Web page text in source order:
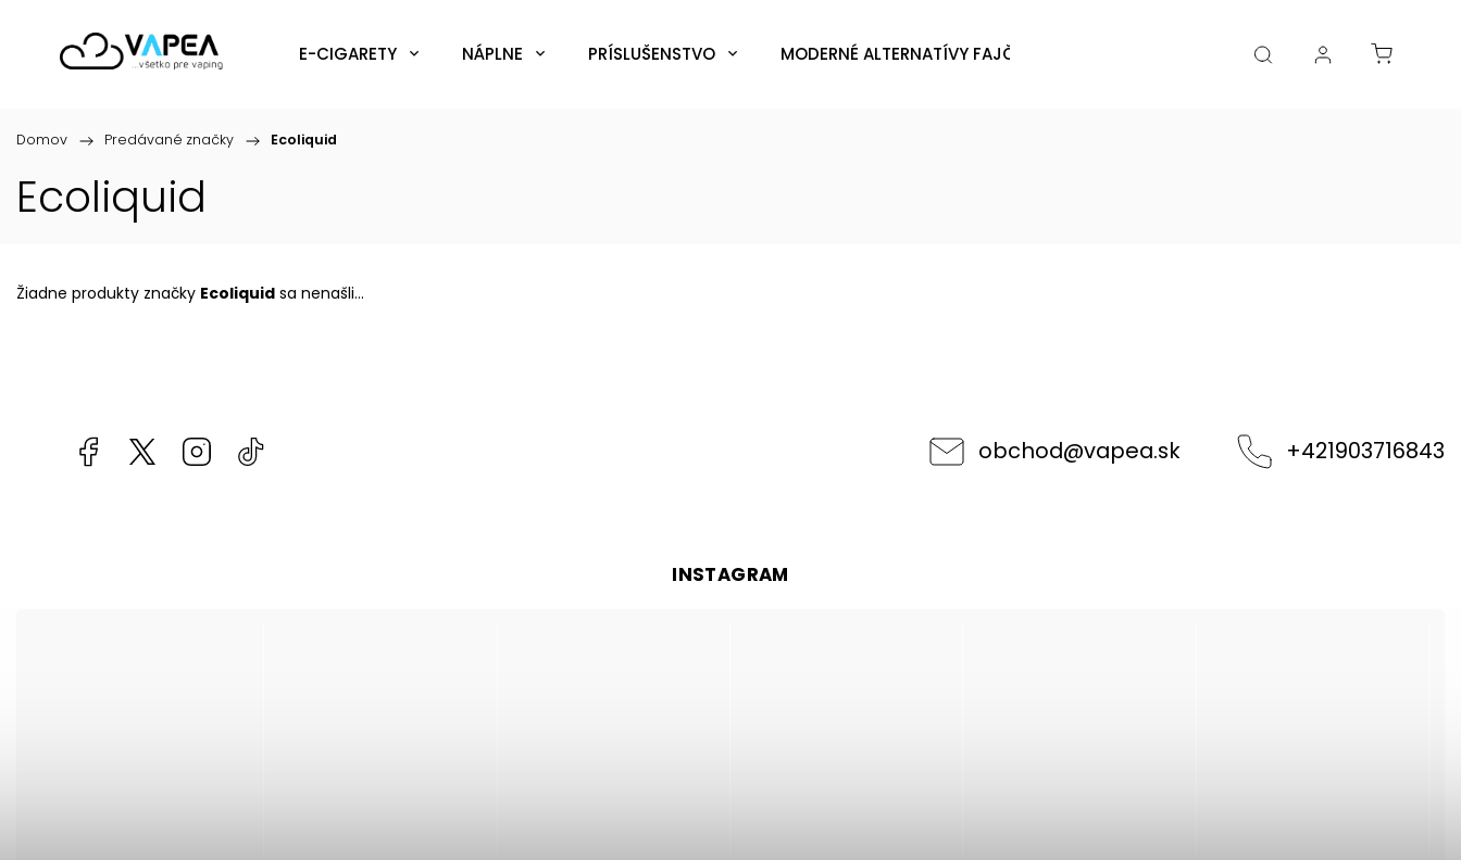
E-CIGARETY NÁPLNE PRÍSLUŠENSTVO MODERNÉ ALTERNATÍVY FAJČENIA DOPLNKY Značky
Domov / Predávané značky / Ecoliquid
Ecoliquid
Žiadne produkty značky Ecoliquid sa nenašli...
Facebookkzifcak85131Instagram obchod@vapea.sk +421903716843
INSTAGRAM